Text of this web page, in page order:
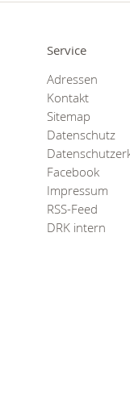
Uhr
Service
Adressen
Kontakt
Sitemap
Datenschutz
Facebook
Impressum
RSS-Feed
DRK intern